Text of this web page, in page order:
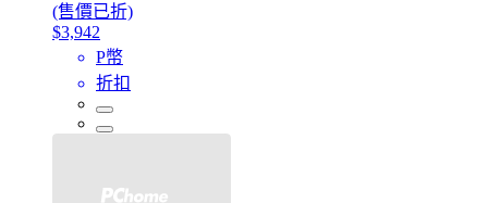
(售價已折)
$3,942
P幣
折扣